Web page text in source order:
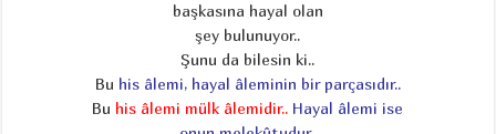
başkasına hayal olan
şey bulunuyor..
Şunu da bilesin ki..
Bu his âlemi, hayal âleminin bir parçasıdır..
Bu his âlemi mülk âlemidir.. Hayal âlemi ise